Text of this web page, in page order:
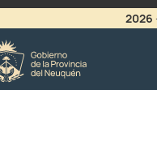
2026